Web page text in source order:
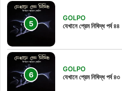
GOLPO
যেখানে প্রেম নিষিদ্ধ পর্ব ৪৪
GOLPO
যেখানে প্রেম নিষিদ্ধ পর্ব ৪৩